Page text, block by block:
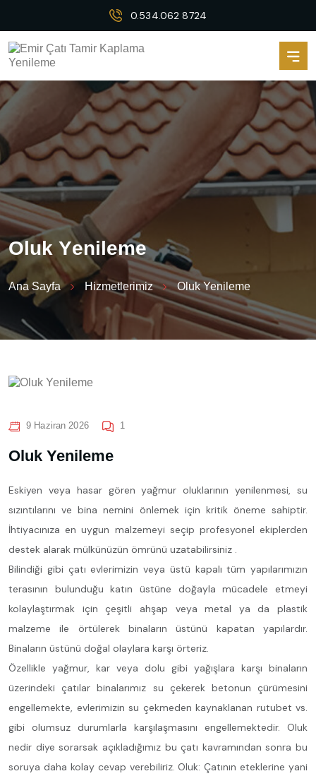
0.534.062 8724
Oluk Yenileme
Ana Sayfa Hizmetlerimiz Oluk Yenileme
9 Haziran 2026 1
Oluk Yenileme
Eskiyen veya hasar gören yağmur oluklarının yenilenmesi, su
sızıntılarını ve bina nemini önlemek için kritik öneme sahiptir.
İhtiyacınıza en uygun malzemeyi seçip profesyonel ekiplerden
destek alarak mülkünüzün ömrünü uzatabilirsiniz .
Bilindiği gibi çatı evlerimizin veya üstü kapalı tüm yapılarımızın
terasının bulunduğu katın üstüne doğayla mücadele etmeyi
kolaylaştırmak için çeşitli ahşap veya metal ya da plastik
malzeme ile örtülerek binaların üstünü kapatan yapılardır.
Binaların üstünü doğal olaylara karşı örteriz.
Özellikle yağmur, kar veya dolu gibi yağışlara karşı binaların
üzerindeki çatılar binalarımız su çekerek betonun çürümesini
engellemekte, evlerimizin su çekmeden kaynaklanan rutubet vs.
gibi olumsuz durumlarla karşılaşmasını engellemektedir. Oluk
nedir diye sorarsak açıkladığımız bu çatı kavramından sonra bu
soruya daha kolay cevap verebiliriz. Oluk: Çatının eteklerine yani